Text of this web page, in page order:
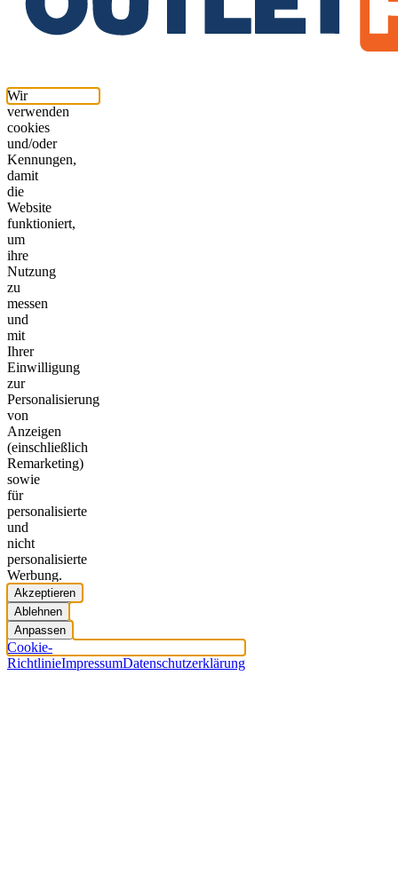
Wir
verwenden
cookies
und/oder
Kennungen,
damit
die
Website
funktioniert,
um
ihre
Nutzung
zu
messen
und
mit
Ihrer
Einwilligung
zur
Personalisierung
von
Anzeigen
(einschließlich
Remarketing)
sowie
für
personalisierte
und
nicht
personalisierte
Werbung.
Akzeptieren
Ablehnen
Anpassen
Cookie-
RichtlinieImpressumDatenschutzerklärung